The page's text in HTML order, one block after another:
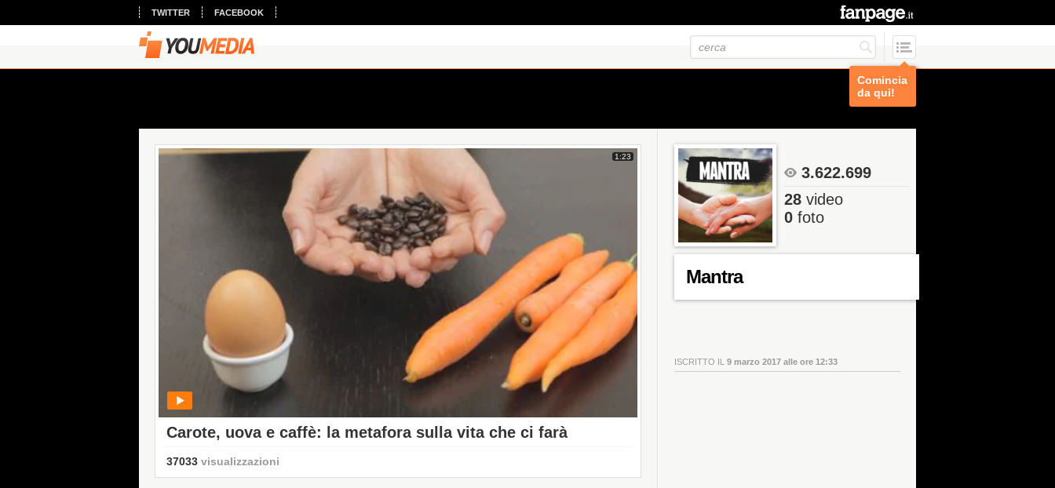
TWITTER FACEBOOK
Comincia
da qui!
1:23
Carote, uova e caffè: la metafora sulla vita che ci farà
riflettere
37033 visualizzazioni
3.622.699
28 video
0 foto
Mantra
ISCRITTO IL 9 marzo 2017 alle ore 12:33